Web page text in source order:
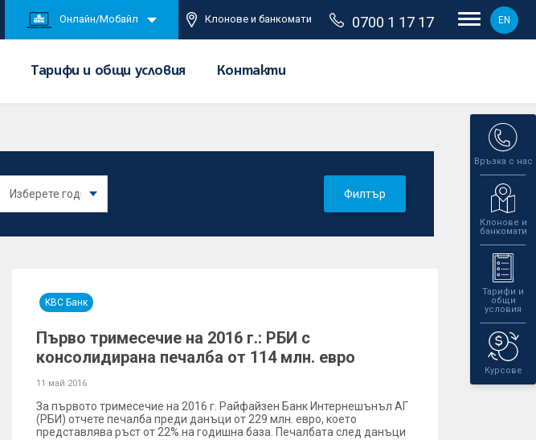
Онлайн/Мобайл Клонове и банкомати 0700 1 17 17 EN
Тарифи и общи условия Контакти
Връзка с нас
Клонове и
банкомати
Тарифи и
общи
условия
Курсове
Филтър
KBC Банк
Първо тримесечие на 2016 г.: РБИ с
консолидирана печалба от 114 млн. евро
11 май 2016
За първото тримесечие на 2016 г. Райфайзен Банк Интернешънъл АГ
(РБИ) отчете печалба преди данъци от 229 млн. евро, което
представлява ръст от 22% на годишна база. Печалбата след данъци